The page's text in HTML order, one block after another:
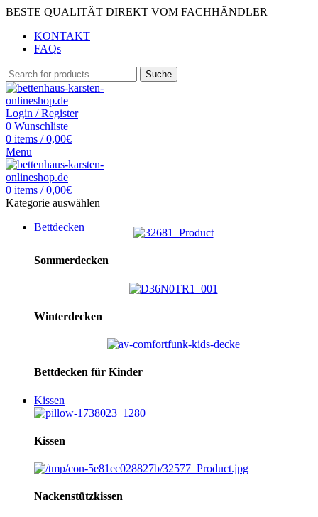
BESTE QUALITÄT DIREKT VOM FACHHÄNDLER
KONTAKT
FAQs
Suche
Login / Register
0 Wunschliste
0 items / 0,00€
Menu
0 items / 0,00€
Kategorie auswählen
Bettdecken
Sommerdecken
Winterdecken
Bettdecken für Kinder
Kissen
Kissen
Nackenstützkissen